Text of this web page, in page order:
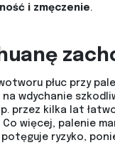
i zmęczenie.
płuc przy
na wdychanie
przez kilka lat
więcej, palenie
ryzyko,